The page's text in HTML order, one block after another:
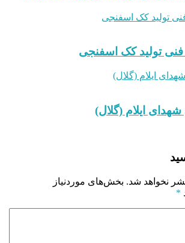
فنی تولید کک اسفنجی
ایلام (گلال)
نخواهد شد. بخش‌های موردنیاز
*